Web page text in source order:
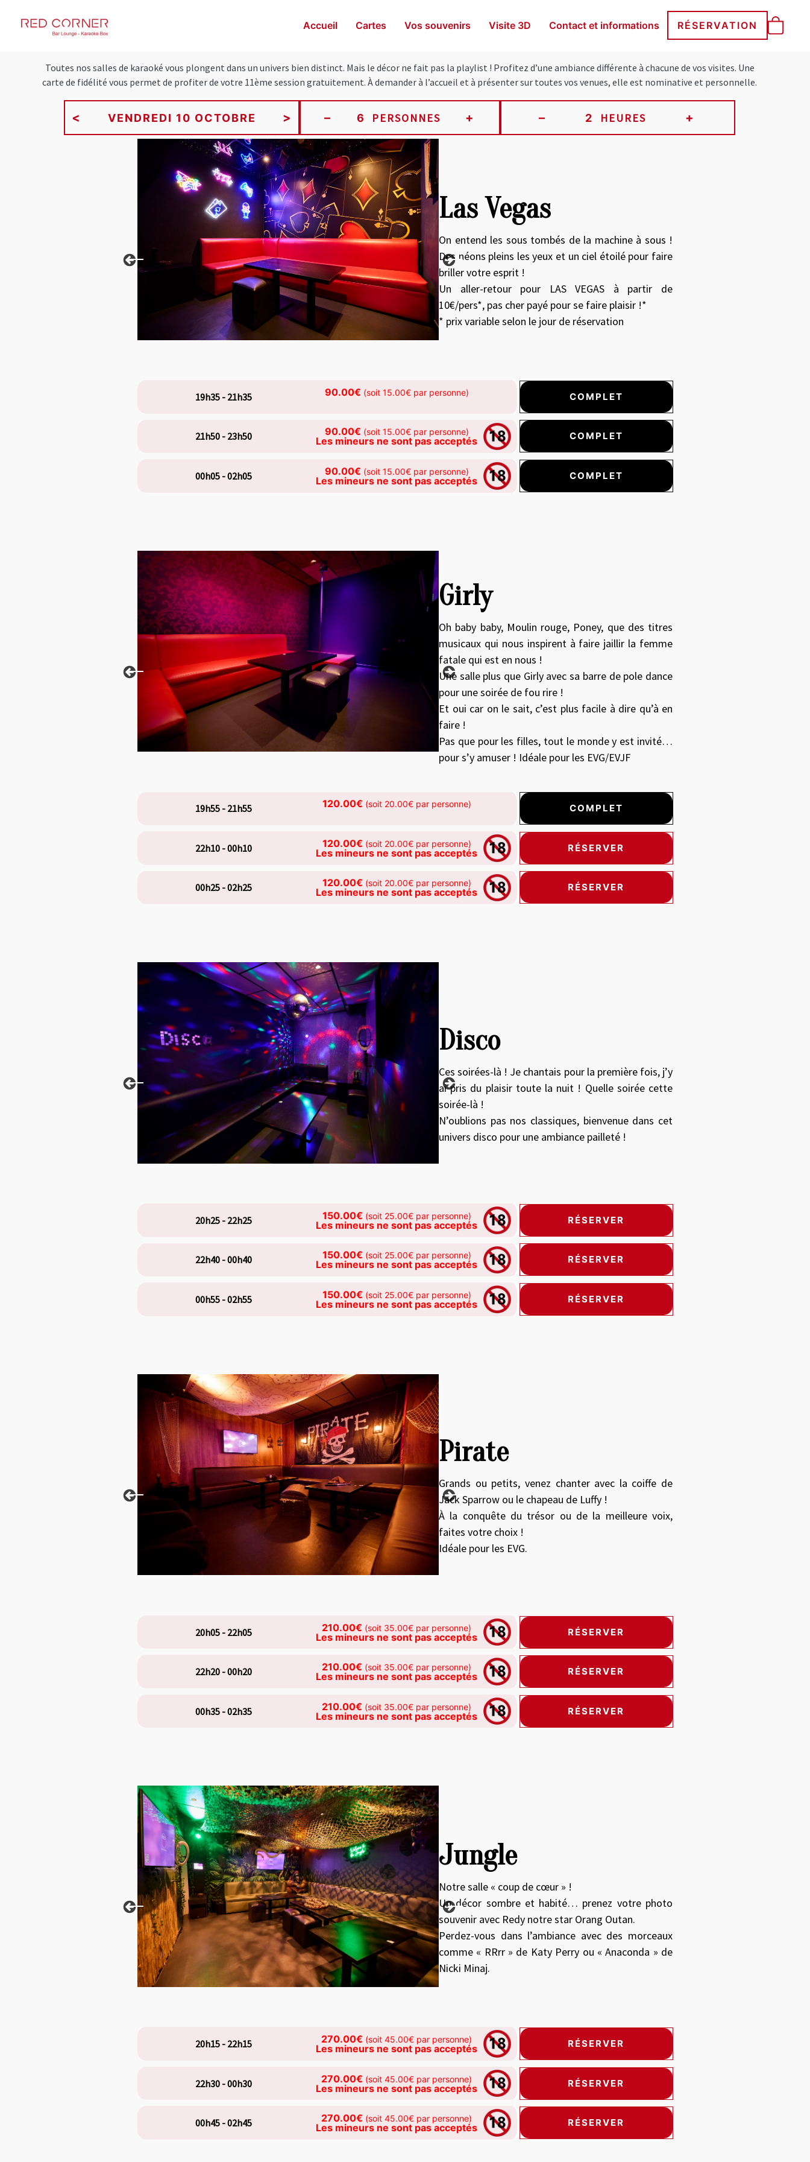
RED CORNER Accueil Cartes Vos souvenirs Visite 3D Contact et informations RÉSERVATION
Toutes nos salles de karaoké vous plongent dans un univers bien distinct. Mais le décor ne fait pas la playlist ! Profitez d’une ambiance différente à chacune de vos visites. Une
carte de fidélité vous permet de profiter de votre 11ème session gratuitement. À demander à l’accueil et à présenter sur toutes vos venues, elle est nominative et personnelle.
< > – PERSONNES + – HEURES +
This carousel shows one large product image at a time. Use the Previous and Next buttons to move between images, or use the preceding thumbnails carousel to
Las Vegas
On entend les sous tombés de la machine à sous !
Des néons pleins les yeux et un ciel étoilé pour faire
briller votre esprit !
Un aller-retour pour LAS VEGAS à partir de
10€/pers*, pas cher payé pour se faire plaisir !*
* prix variable selon le jour de réservation
19h35 - 21h35 90.00€ (soit 15.00€ par personne) COMPLET
21h50 - 23h50 90.00€ (soit 15.00€ par personne)
Les mineurs ne sont pas acceptés COMPLET
00h05 - 02h05 90.00€ (soit 15.00€ par personne)
Les mineurs ne sont pas acceptés COMPLET
This carousel shows one large product image at a time. Use the Previous and Next buttons to move between images, or use the preceding thumbnails carousel to
Girly
Oh baby baby, Moulin rouge, Poney, que des titres
musicaux qui nous inspirent à faire jaillir la femme
fatale qui est en nous !
Une salle plus que Girly avec sa barre de pole dance
pour une soirée de fou rire !
Et oui car on le sait, c’est plus facile à dire qu’à en
faire !
Pas que pour les filles, tout le monde y est invité…
pour s’y amuser ! Idéale pour les EVG/EVJF
19h55 - 21h55 120.00€ (soit 20.00€ par personne) COMPLET
22h10 - 00h10 120.00€ (soit 20.00€ par personne)
Les mineurs ne sont pas acceptés RÉSERVER
00h25 - 02h25 120.00€ (soit 20.00€ par personne)
Les mineurs ne sont pas acceptés RÉSERVER
This carousel shows one large product image at a time. Use the Previous and Next buttons to move between images, or use the preceding thumbnails carousel to
Disco
Ces soirées-là ! Je chantais pour la première fois, j’y
ai pris du plaisir toute la nuit ! Quelle soirée cette
soirée-là !
N’oublions pas nos classiques, bienvenue dans cet
univers disco pour une ambiance pailleté !
20h25 - 22h25 150.00€ (soit 25.00€ par personne)
Les mineurs ne sont pas acceptés RÉSERVER
22h40 - 00h40 150.00€ (soit 25.00€ par personne)
Les mineurs ne sont pas acceptés RÉSERVER
00h55 - 02h55 150.00€ (soit 25.00€ par personne)
Les mineurs ne sont pas acceptés RÉSERVER
This carousel shows one large product image at a time. Use the Previous and Next buttons to move between images, or use the preceding thumbnails carousel to
Pirate
Grands ou petits, venez chanter avec la coiffe de
Jack Sparrow ou le chapeau de Luffy !
À la conquête du trésor ou de la meilleure voix,
faites votre choix !
Idéale pour les EVG.
20h05 - 22h05 210.00€ (soit 35.00€ par personne)
Les mineurs ne sont pas acceptés RÉSERVER
22h20 - 00h20 210.00€ (soit 35.00€ par personne)
Les mineurs ne sont pas acceptés RÉSERVER
00h35 - 02h35 210.00€ (soit 35.00€ par personne)
Les mineurs ne sont pas acceptés RÉSERVER
This carousel shows one large product image at a time. Use the Previous and Next buttons to move between images, or use the preceding thumbnails carousel to
Jungle
Notre salle « coup de cœur » !
Un décor sombre et habité… prenez votre photo
souvenir avec Redy notre star Orang Outan.
Perdez-vous dans l’ambiance avec des morceaux
comme « RRrr » de Katy Perry ou « Anaconda » de
Nicki Minaj.
20h15 - 22h15 270.00€ (soit 45.00€ par personne)
Les mineurs ne sont pas acceptés RÉSERVER
22h30 - 00h30 270.00€ (soit 45.00€ par personne)
Les mineurs ne sont pas acceptés RÉSERVER
00h45 - 02h45 270.00€ (soit 45.00€ par personne)
Les mineurs ne sont pas acceptés RÉSERVER